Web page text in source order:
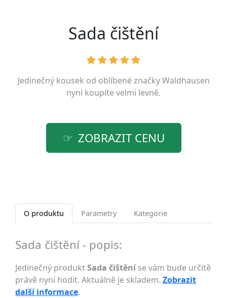
Sada čištění
Jedinečný kousek od oblíbené značkyWaldhausen
nyní koupíte velmi levně.
ZOBRAZIT CENU
O produktu Parametry Kategorie
Sada čištění - popis:
Jedinečný produktSada čištění se vám bude určitě
právě nyní hodit. Aktuálně je skladem. Zobrazit
další informace.